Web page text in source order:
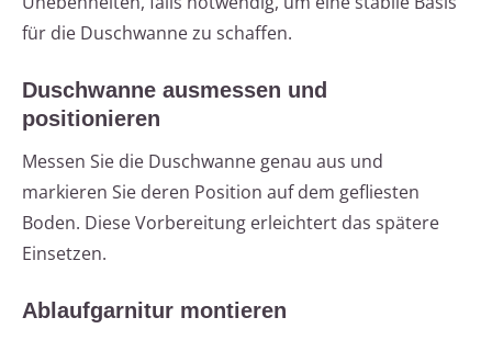
für die Duschwanne zu schaffen.
Duschwanne ausmessen und
positionieren
Messen Sie die Duschwanne genau aus und
markieren Sie deren Position auf dem gefliesten
Boden. Diese Vorbereitung erleichtert das spätere
Einsetzen.
Ablaufgarnitur montieren